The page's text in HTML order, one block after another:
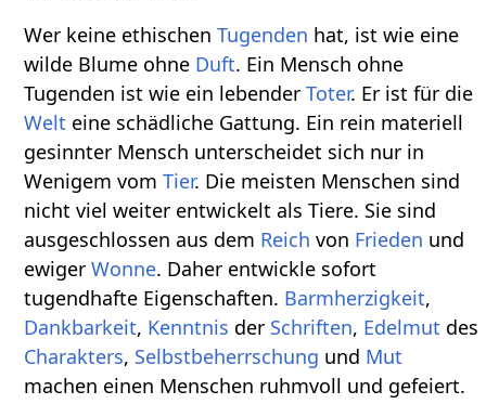
Wer keine ethischenTugenden hat, ist wie eine
wilde Blume ohne Duft. Ein Mensch ohne
Tugenden ist wie ein lebenderToter. Er ist für die
Welt eine schädliche Gattung. Ein rein materiell
gesinnter Mensch unterscheidet sich nur in
Wenigem vomTier. Die meisten Menschen sind
nicht viel weiter entwickelt als Tiere. Sie sind
ausgeschlossen aus dem Reich von Frieden und
ewigerWonne. Daher entwickle sofort
tugendhafte Eigenschaften. Barmherzigkeit,
Dankbarkeit, Kenntnis der Schriften, Edelmut des
Charakters, Selbstbeherrschung und Mut
machen einen Menschen ruhmvoll und gefeiert.